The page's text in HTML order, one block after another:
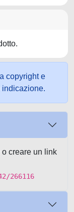
copyright e
indicazione.
creare un link
266116